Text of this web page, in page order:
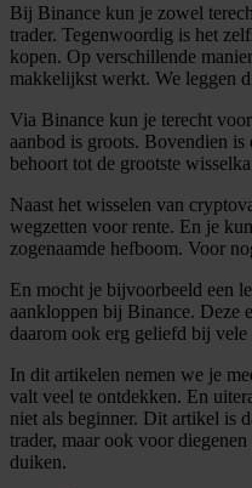
Bij Binance kun je zowel
trader. Tegenwoordig is het
kopen. Op verschillende
makkelijkst werkt. We leggen
Via Binance kun je terecht
aanbod is groots. Bovendien
behoort tot de grootste
Naast het wisselen van
wegzetten voor rente. En je
zogenaamde hefboom. Voor
En mocht je bijvoorbeeld een
aankloppen bij Binance. Deze
daarom ook erg geliefd bij vele
In dit artikelen nemen we je
valt veel te ontdekken. En
niet als beginner. Dit artikel is
trader, maar ook voor
duiken.